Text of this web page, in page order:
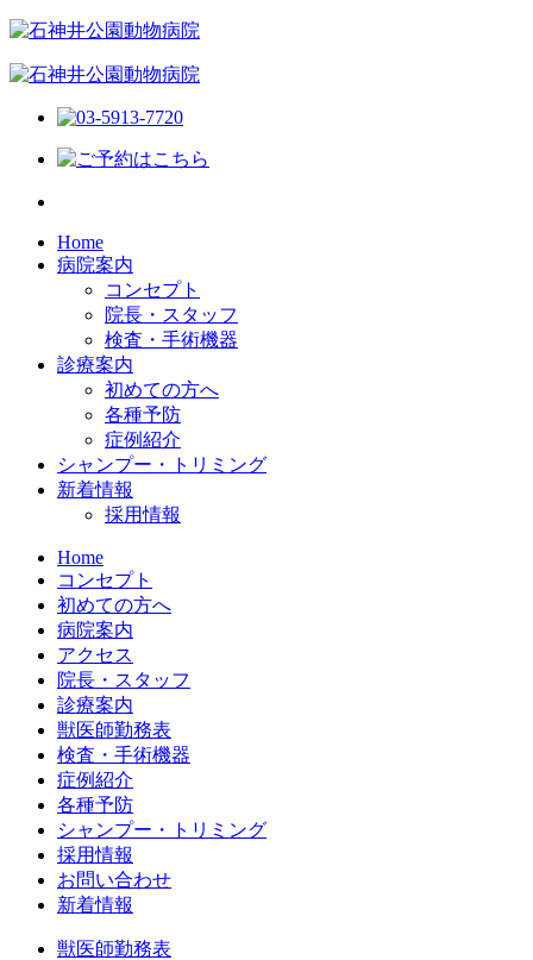
Home
病院案内
コンセプト
院長・スタッフ
検査・手術機器
診療案内
初めての方へ
各種予防
症例紹介
シャンプー・トリミング
新着情報
採用情報
Home
コンセプト
初めての方へ
病院案内
アクセス
院長・スタッフ
診療案内
獣医師勤務表
検査・手術機器
症例紹介
各種予防
シャンプー・トリミング
採用情報
お問い合わせ
新着情報
獣医師勤務表